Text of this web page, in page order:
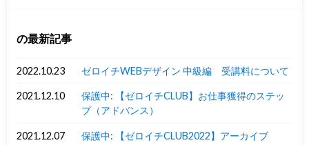
の最新記事
2022.10.23 ゼロイチWEBデザイン 中級編 受講料について
2021.12.10
保護中: 【ゼロイチCLUB】お仕事獲得のステッ
プ（アドバンス）
2021.12.07 保護中: 【ゼロイチCLUB2022】アーカイブ